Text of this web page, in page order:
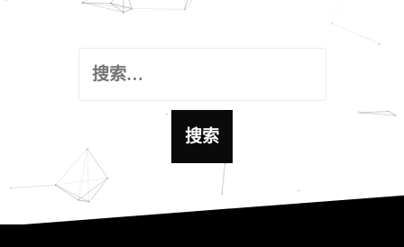
这里好像什么都没有, 试试搜索功能吧！
搜
索